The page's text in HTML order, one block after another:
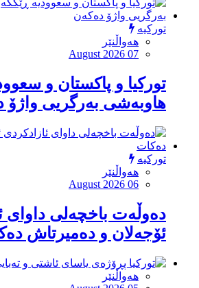
تورکیە
هەواڵنێر
August 2026 07
تورکیا و پاکستان و
هاوبەشی بەرگریی واژۆ
تورکیە
هەواڵنێر
August 2026 06
دەوڵەت باخچەلی داوای
ئۆجەلان و دەمیرتاش
هەواڵنێر